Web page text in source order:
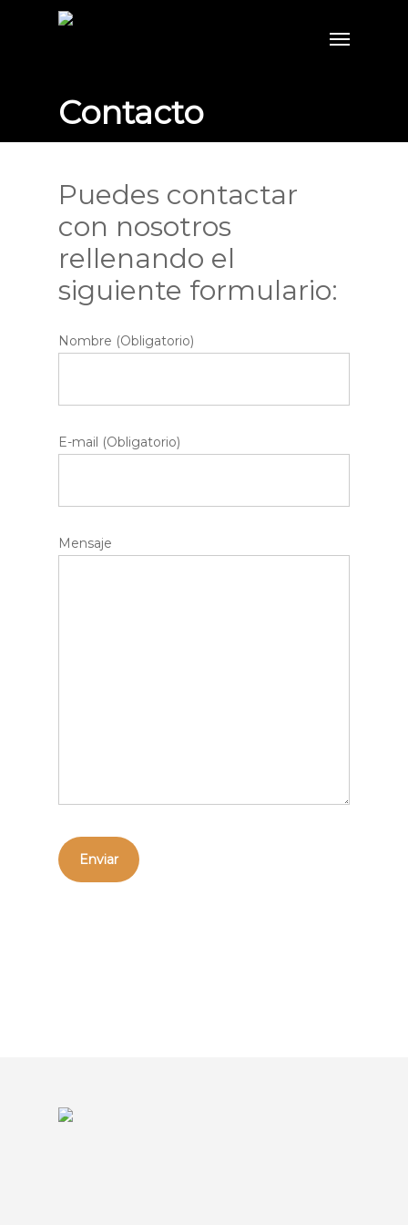
Contacto
Puedes contactar
con nosotros
rellenando el
siguiente formulario:
Nombre (Obligatorio)
E-mail (Obligatorio)
Mensaje